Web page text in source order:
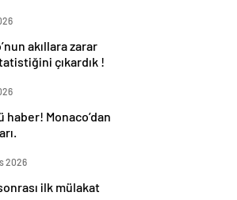
akıllara zarar
çıkardık !
haber! Monaco’dan
2026
ilk mülakat